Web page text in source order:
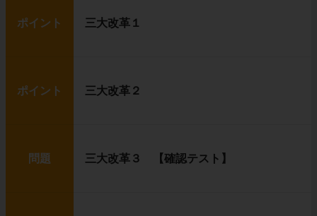
ポイント 三大改革１
ポイント 三大改革２
問題 三大改革３ 【確認テスト】